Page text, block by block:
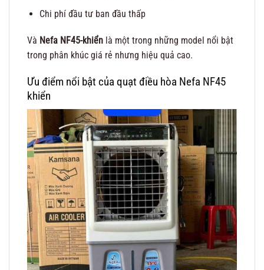
Chi phí đầu tư ban đầu thấp
Và Nefa NF45-khiển là một trong những model nổi bật
trong phân khúc giá rẻ nhưng hiệu quả cao.
Ưu điểm nổi bật của quạt điều hòa Nefa NF45
khiển